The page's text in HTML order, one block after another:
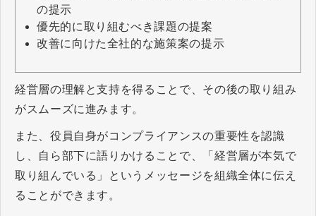
の提示
優先的に取り組むべき課題の提案
改善に向けた全社的な施策案の提示
経営層の理解と支持を得ることで、その後の取り組み
がスムーズに進みます。
また、役員自身がコンプライアンスの重要性を認識
し、自ら部下に語りかけることで、「経営層が本気で
取り組んでいる」というメッセージを組織全体に伝え
ることができます。